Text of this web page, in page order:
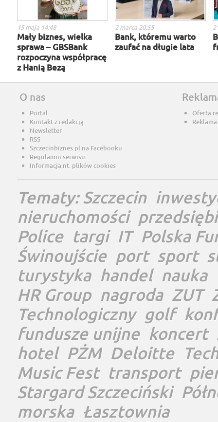
15 maja 14:48
Mały biznes, wielka
sprawa – GBSBank
rozpoczyna współpracę
z Hanią Bezą
2 marca 20:55
Bank, któremu warto
zaufać na długie lata
O nas
Portal
Kontakt z redakcją
Newsletter
RSS
Szczecinbiznes.pl na Facebooku
Regulamin serwisu
Informacja nt. plików cookies
Oferta
Tematy:Szczecin
nieruchomości
Police targi IT Polska
Świnoujście port sport
turystyka handel nauka
HR Group nagroda ZUT
Technologiczny golf
fundusze unijne koncert
hotel PŻM Deloitte
Music Fest transport
Stargard Szczeciński
morska Łasztownia